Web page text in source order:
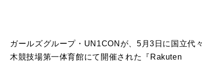
ガールズグループ・UN1CONが、5月3日に国立代々
木競技場第一体育館にて開催された『Rakuten